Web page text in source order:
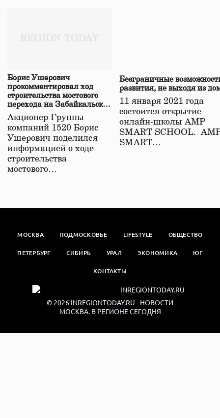
Борис Ушерович
прокомментировал ход
строительства мостового
перехода на Забайкальской
железной дороге
Акционер Группы
компаний 1520 Борис
Ушерович поделился
информацией о ходе
строительства
мостового…
Безграничные
развития, не выходя из
11 января 2021 года
состоится открытие
онлайн-школы АМР
SMART SCHOOL.
SMART…
МОСКВА ПОДМОСКОВЬЕ LIFESTYLE ОБЩЕСТВО
ПЕТЕРБУРГ СИБИРЬ УРАЛ ЭКОНОМИКА ЮГ
КОНТАКТЫ
© 2026 INREGIONTODAY.RU - НОВОСТИ
МОСКВА. В РЕГИОНЕ СЕГОДНЯ